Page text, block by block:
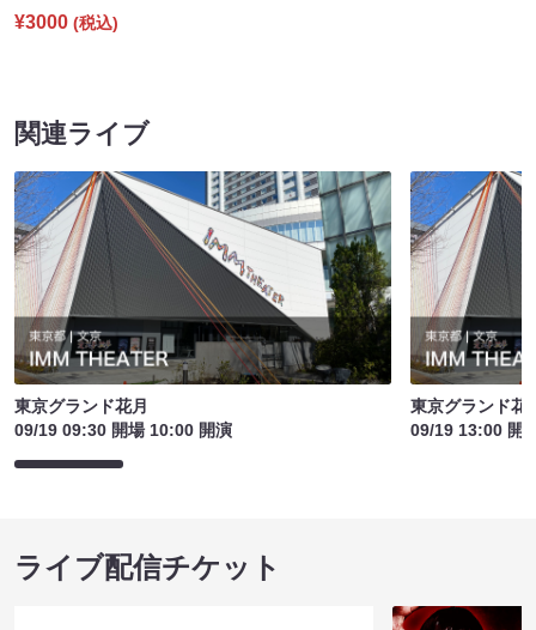
¥3000 (税込)
関連ライブ
東京グランド花月
09/19 09:30 開場 10:00 開演
東京グランド花
09/19 13:00 開
ライブ配信チケット